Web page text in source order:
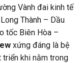
Vành đai kinh tế
Thành – Dầu
tốc Biên Hòa –
xứng đáng là bệ
triển khi nằm trong